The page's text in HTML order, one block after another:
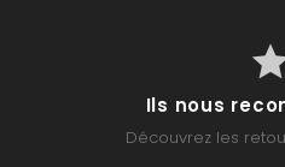
Ils nous
Découvrez les